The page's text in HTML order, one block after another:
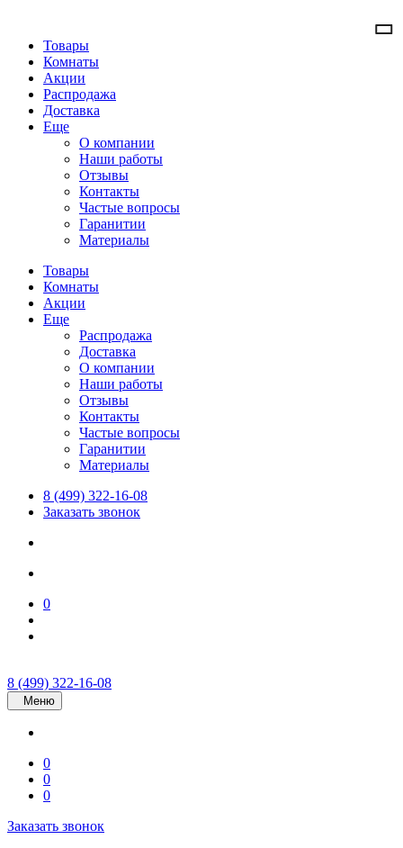
Товары
Комнаты
Акции
Распродажа
Доставка
Еще
О компании
Наши работы
Отзывы
Контакты
Частые вопросы
Гаранитии
Материалы
Товары
Комнаты
Акции
Еще
Распродажа
Доставка
О компании
Наши работы
Отзывы
Контакты
Частые вопросы
Гаранитии
Материалы
8 (499) 322-16-08
Заказать звонок
0
8 (499) 322-16-08
Меню
0
0
0
Заказать звонок